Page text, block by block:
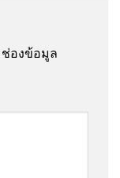
ช่องข้อมูล